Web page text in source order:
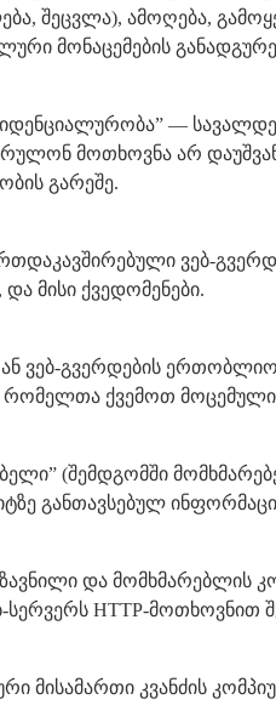
შეცვლა), ამოღება,
მონაცემების
—
მოთხოვნა არ
გარეშე.
ვებ-
და მისი ქვედომენები.
ან ვებ-გვერდების
ქვემოთ
(შემდგომში
განთავსებულ
და მომხმარებლის
HTTP-მოთხოვნით
მისამართი კვანძის